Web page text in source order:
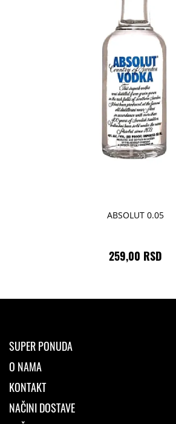
ABSOLUT 0.05
259,00 RSD
SUPER PONUDA
O NAMA
KONTAKT
NAČINI DOSTAVE